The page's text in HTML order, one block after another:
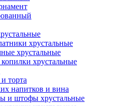
хрустальные
хрустальные
хрустальные
торта
напитков и вина
и штофы хрустальные